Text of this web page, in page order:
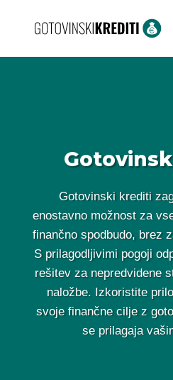
Gotovinski krediti
enostavno možnost za
finančno spodbudo, brez
S prilagodljivimi pogoji
rešitev za nepredvidene
naložbe. Izkoristite
svoje finančne cilje z
se prilagaja